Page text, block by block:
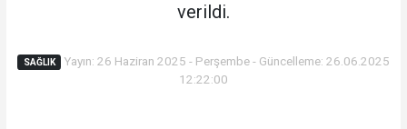
verildi.
SAĞLIK
Yayın: 26 Haziran 2025 - Perşembe - Güncelleme: 26.06.2025
12:22:00